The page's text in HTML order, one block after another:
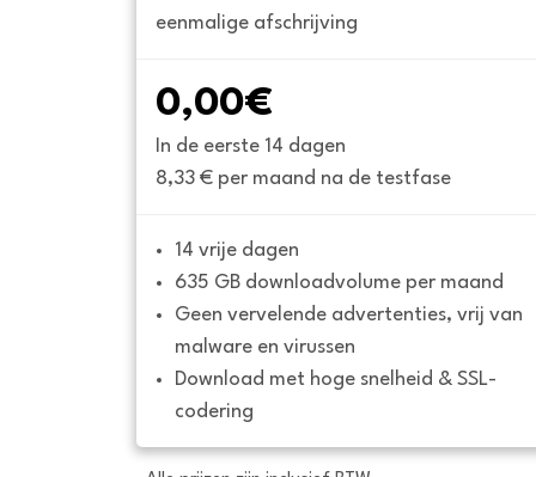
eenmalige afschrijving
0,00€
In de eerste 14 dagen
8,33 € per maand na de testfase
14 vrije dagen
635 GB downloadvolume per maand
Geen vervelende advertenties, vrij van
malware en virussen
Download met hoge snelheid & SSL-
codering